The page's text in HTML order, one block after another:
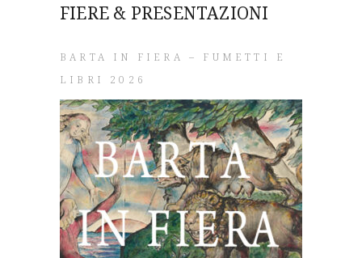
FIERE & PRESENTAZIONI
BARTA IN FIERA – FUMETTI E
LIBRI 2026